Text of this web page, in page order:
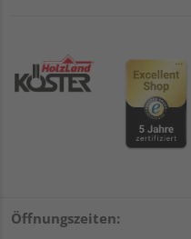
Öffnungszeiten: